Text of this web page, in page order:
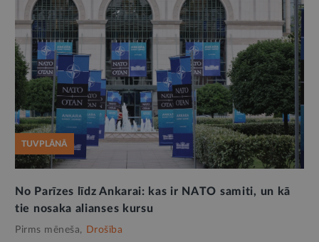
TUVPLĀNĀ
No Parīzes līdz Ankarai: kas ir NATO samiti, un kā
tie nosaka alianses kursu
Pirms mēneša, Drošība